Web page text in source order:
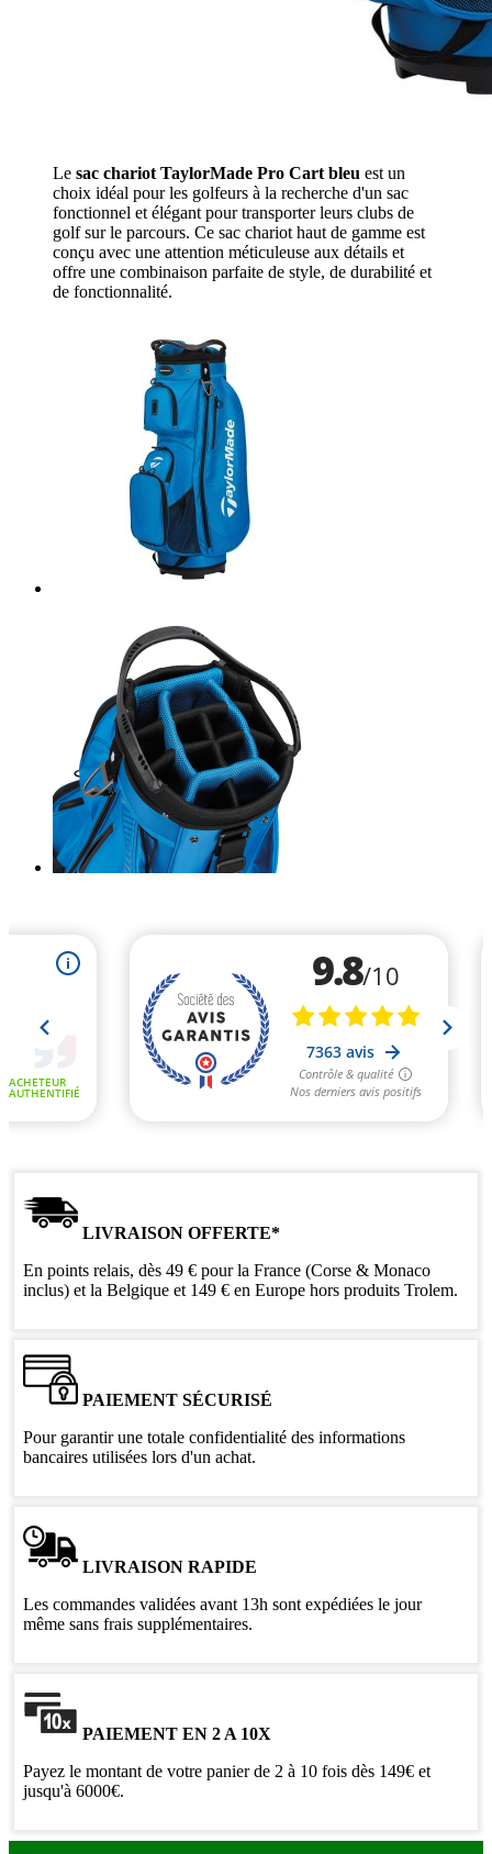
Le sac chariot TaylorMade Pro Cart bleu est un
choix idéal pour les golfeurs à la recherche d'un sac
fonctionnel et élégant pour transporter leurs clubs de
golf sur le parcours. Ce sac chariot haut de gamme est
conçu avec une attention méticuleuse aux détails et
offre une combinaison parfaite de style, de durabilité et
de fonctionnalité.
LIVRAISON OFFERTE*
En points relais, dès 49 € pour la France (Corse & Monaco
inclus) et la Belgique et 149 € en Europe hors produits Trolem.
PAIEMENT SÉCURISÉ
Pour garantir une totale confidentialité des informations
bancaires utilisées lors d'un achat.
LIVRAISON RAPIDE
Les commandes validées avant 13h sont expédiées le jour
même sans frais supplémentaires.
PAIEMENT EN 2 A 10X
Payez le montant de votre panier de 2 à 10 fois dès 149€ et
jusqu'à 6000€.